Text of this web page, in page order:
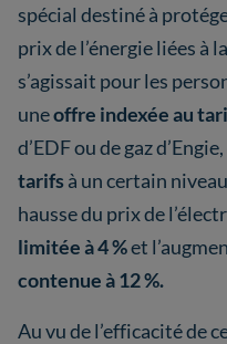
spécial destiné à
prix de l’énergie liées à la
s’agissait pour les
uneoffre indexée au
d’EDF ou de gaz
tarifs à un certain
hausse du prix de
limitée à 4 %et
contenue à 12 %.
Au vu de l’efficacité de